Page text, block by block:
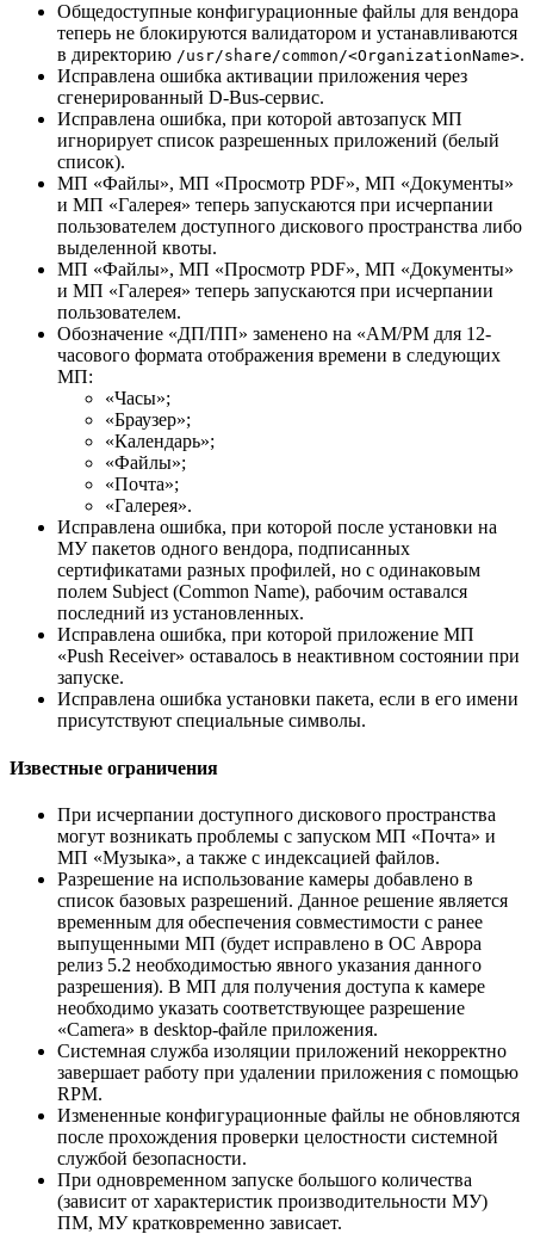
Общедоступные конфигурационные файлы для вендора
теперь не блокируются валидатором и устанавливаются
в директорию /usr/share/common/<OrganizationName>.
Исправлена ошибка активации приложения через
сгенерированный D-Bus-сервис.
Исправлена ошибка, при которой автозапуск МП
игнорирует список разрешенных приложений (белый
список).
МП «Файлы», МП «Просмотр PDF», МП «Документы»
и МП «Галерея» теперь запускаются при исчерпании
пользователем доступного дискового пространства либо
выделенной квоты.
МП «Файлы», МП «Просмотр PDF», МП «Документы»
и МП «Галерея» теперь запускаются при исчерпании
пользователем.
Обозначение «ДП/ПП» заменено на «АМ/РМ для 12-
часового формата отображения времени в следующих
МП:
«Часы»;
«Браузер»;
«Календарь»;
«Файлы»;
«Почта»;
«Галерея».
Исправлена ошибка, при которой после установки на
МУ пакетов одного вендора, подписанных
сертификатами разных профилей, но с одинаковым
полем Subject (Common Name), рабочим оставался
последний из установленных.
Исправлена ошибка, при которой приложение МП
«Push Receiver» оставалось в неактивном состоянии при
запуске.
Исправлена ошибка установки пакета, если в его имени
присутствуют специальные символы.
Известные ограничения
При исчерпании доступного дискового пространства
могут возникать проблемы с запуском МП «Почта» и
МП «Музыка», а также с индексацией файлов.
Разрешение на использование камеры добавлено в
список базовых разрешений. Данное решение является
временным для обеспечения совместимости с ранее
выпущенными МП (будет исправлено в ОС Аврора
релиз 5.2 необходимостью явного указания данного
разрешения). В МП для получения доступа к камере
необходимо указать соответствующее разрешение
«Camera» в desktop-файле приложения.
Системная служба изоляции приложений некорректно
завершает работу при удалении приложения с помощью
RPM.
Измененные конфигурационные файлы не обновляются
после прохождения проверки целостности системной
службой безопасности.
При одновременном запуске большого количества
(зависит от характеристик производительности МУ)
ПМ, МУ кратковременно зависает.